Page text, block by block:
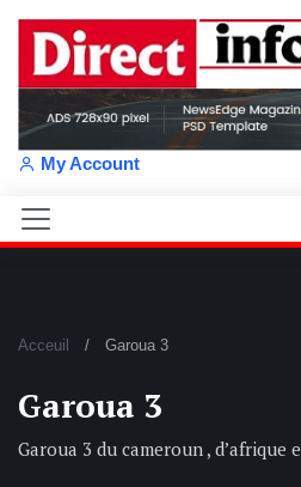
My Account
Acceuil Garoua 3
Garoua 3
Garoua 3 du cameroun , d’afrique